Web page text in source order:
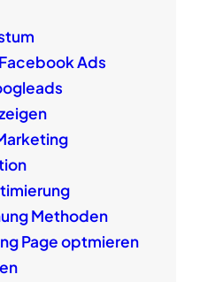
Facebook Ads
Methoden
Page optmieren